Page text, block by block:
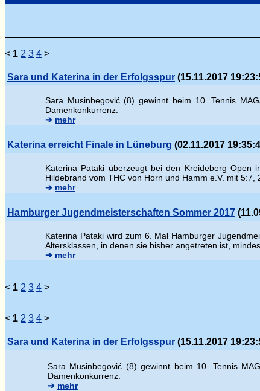
< 1 2 3 4 >
Sara und Katerina in der Erfolgsspur (15.11.2017
Sara Musinbegović (8) gewinnt beim 10. Tennis
Damenkonkurrenz.
➔ mehr
Katerina erreicht Finale in Lüneburg (02.11.2017
Katerina Pataki überzeugt bei den Kreideberg Open
Hildebrand vom THC von Horn und Hamm e.V. mit 5:7,
➔ mehr
Hamburger Jugendmeisterschaften Sommer 2017
Katerina Pataki wird zum 6. Mal Hamburger
Altersklassen, in denen sie bisher angetreten ist,
➔ mehr
< 1 2 3 4 >
< 1 2 3 4 >
Sara und Katerina in der Erfolgsspur (15.11.2017
Sara Musinbegović (8) gewinnt beim 10. Tennis
Damenkonkurrenz.
➔ mehr